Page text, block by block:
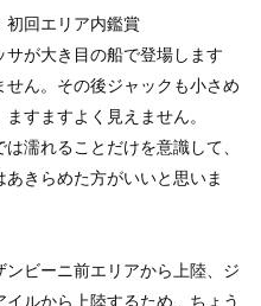
初回エリア内鑑賞
サが大き目の船で登場します
せん。その後ジャックも小さめ
すますよく見えません。
は濡れることだけを意識して、
あきらめた方がいいと思いま
ンビーニ前エリアから上陸、ジ
イルから上陸するため、ちょう